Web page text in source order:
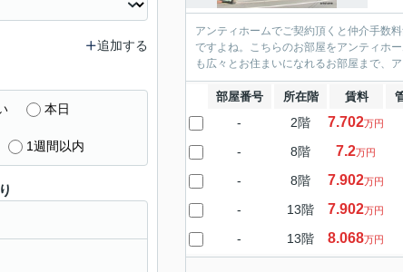
アンティホームでご契約頂くと仲介手数
ですよね。こちらのお部屋をアンティホ
も広々とお住まいになれるお部屋まで、
部屋番号 所在階 賃料
- 2階 7.702万円
- 8階 7.2万円
- 8階 7.902万円
- 13階 7.902万円
- 13階 8.068万円
追加する
本日
1週間以内